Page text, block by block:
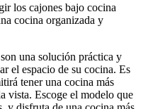
los cajones bajo cocina
cocina organizada y
una solución práctica y
el espacio de su cocina. Es
tener una cocina más
vista. Escoge el modelo que